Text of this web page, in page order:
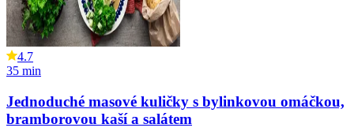
4.7
35 min
Jednoduché masové kuličky s bylinkovou omáčkou,
bramborovou kaší a salátem